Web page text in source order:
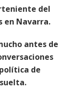
del
en Navarra.
antes de
de